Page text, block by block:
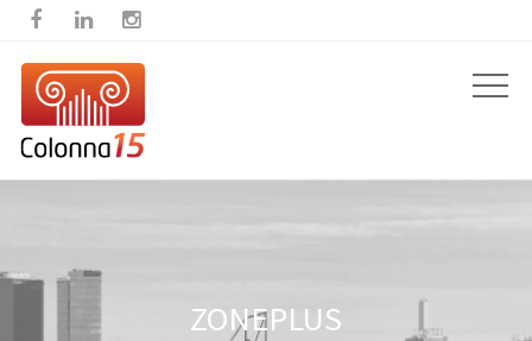
  
ZONEPLUS